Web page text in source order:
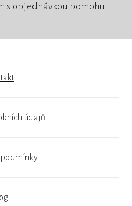
s objednávkou pomohu.
údajů